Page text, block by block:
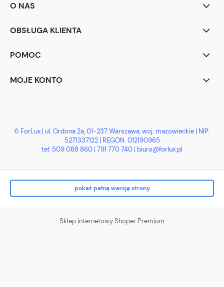
O NAS
OBSŁUGA KLIENTA
POMOC
MOJE KONTO
© ForLux | ul. Ordona 2a, 01-237 Warszawa, woj. mazowieckie | NIP:
5271337122 | REGON: 012190965
tel: 509 088 860 | 791 770 740 | biuro@forlux.pl
pokaż pełną wersję strony
Sklep internetowy Shoper Premium